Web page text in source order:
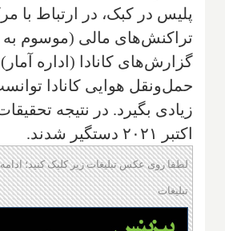
پلیس در کبک، در ارتباط با
تراکنش‌های مالی (موسوم
گزارش‌های کانادا (اداره
حمل‌ونقل هوایی کانادا
اکتبر ۲۰۲۱ دستگیر شدند.
لطفا روی عکس تبلیغات زیر کلیک کنید؛
تبلیغات